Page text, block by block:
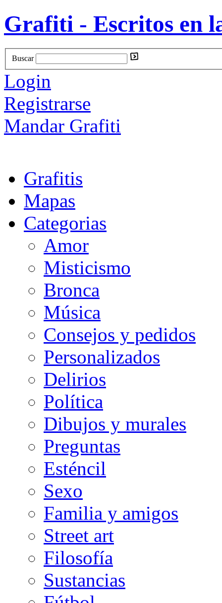
Grafiti - Escritos en
Buscar
Login
Registrarse
Mandar Grafiti
Grafitis
Mapas
Categorias
Amor
Misticismo
Bronca
Música
Consejos y pedidos
Personalizados
Delirios
Política
Dibujos y murales
Preguntas
Esténcil
Sexo
Familia y amigos
Street art
Filosofía
Sustancias